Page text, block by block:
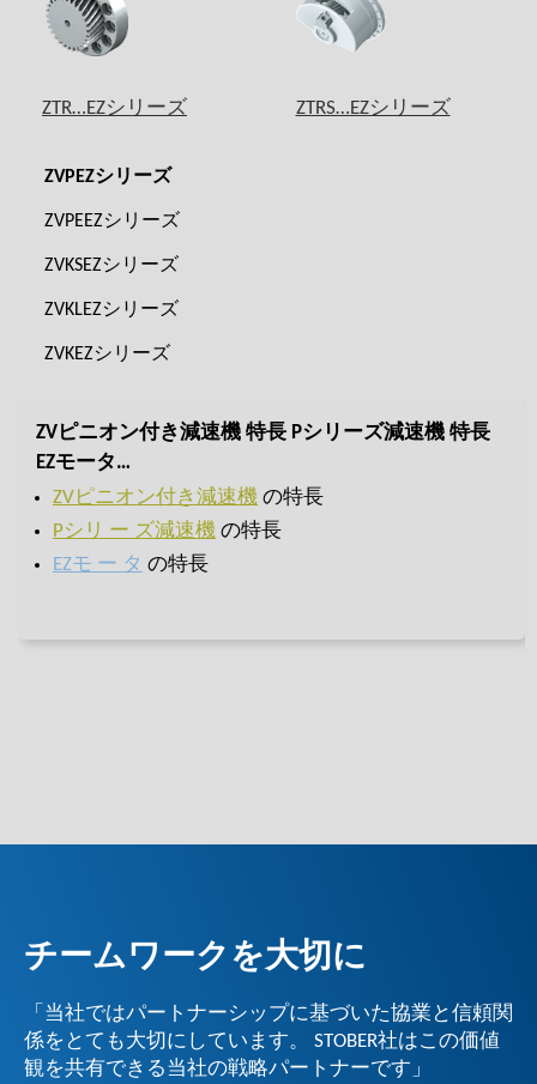
ZTR…EZシリーズ ZTRS…EZシリーズ
ZVPEZシリーズ
ZVPEEZシリーズ
ZVKSEZシリーズ
ZVKLEZシリーズ
ZVKEZシリーズ
ZVピニオン付き減速機 特長 Pシリーズ減速機 特長
EZモータ…
ZVピニオン付き減速機 の特長
Pシリ ー ズ減速機 の特長
EZモ ー タ の特長
チームワークを大切に
「当社ではパートナーシップに基づいた協業と信頼関
係をとても大切にしています。 STOBER社はこの価値
観を共有できる当社の戦略パートナーです」